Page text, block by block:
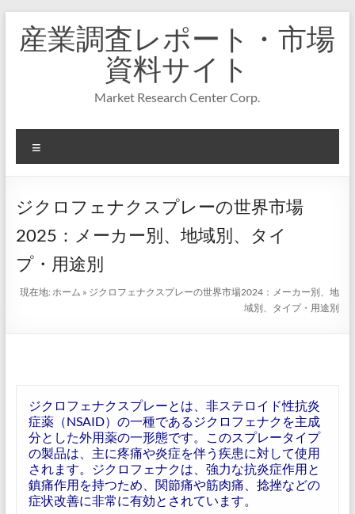
キ
プ
産業調査レポート・市場
資料サイト
Market Research Center Corp.
ニ
ー
ジクロフェナクスプレーの世界市場
2025：メーカー別、地域別、タイ
プ・用途別
現在地:ホーム » ジクロフェナクスプレーの世界市場2024：メーカー別、地
域別、タイプ・用途別
ジクロフェナクスプレーとは、非ステロイド性抗炎
症薬（NSAID）の一種であるジクロフェナクを主成
分とした外用薬の一形態です。このスプレータイプ
の製品は、主に疼痛や炎症を伴う疾患に対して使用
されます。ジクロフェナクは、強力な抗炎症作用と
鎮痛作用を持つため、関節痛や筋肉痛、捻挫などの
症状改善に非常に有効とされています。